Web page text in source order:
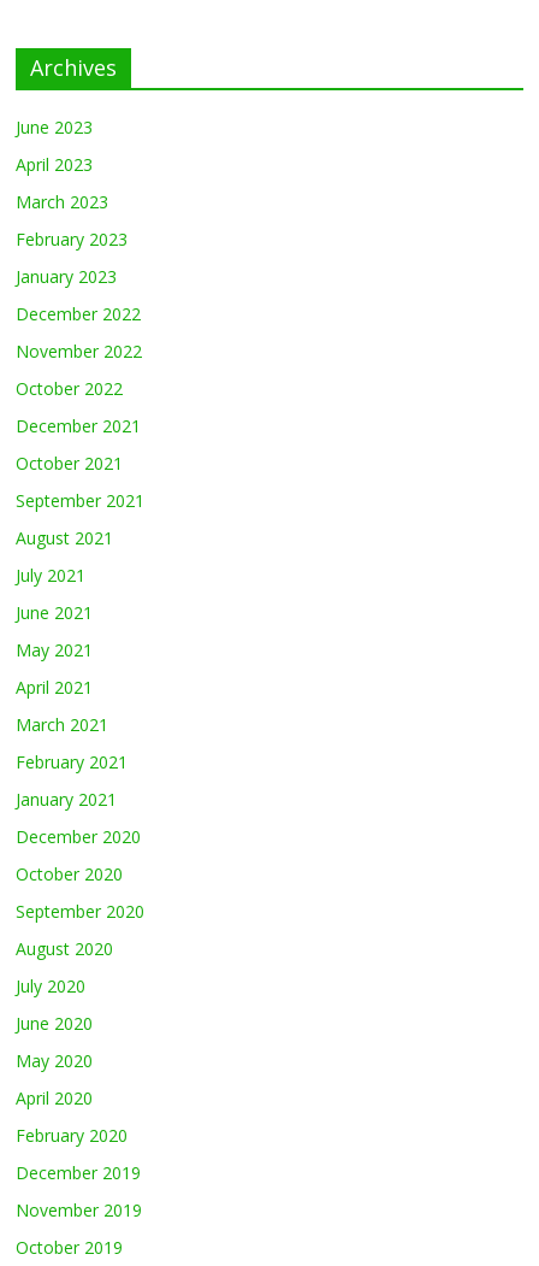
Archives
June 2023
April 2023
March 2023
February 2023
January 2023
December 2022
November 2022
October 2022
December 2021
October 2021
September 2021
August 2021
July 2021
June 2021
May 2021
April 2021
March 2021
February 2021
January 2021
December 2020
October 2020
September 2020
August 2020
July 2020
June 2020
May 2020
April 2020
February 2020
December 2019
November 2019
October 2019